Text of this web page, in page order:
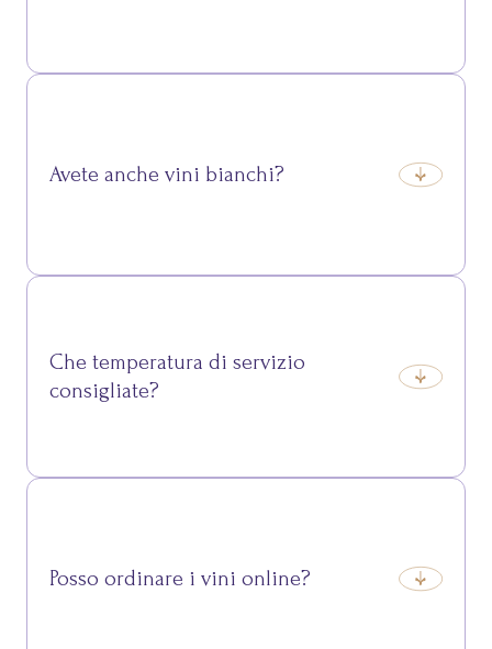
Avete anche vini bianchi?
Che temperatura di servizio
consigliate?
Posso ordinare i vini online?